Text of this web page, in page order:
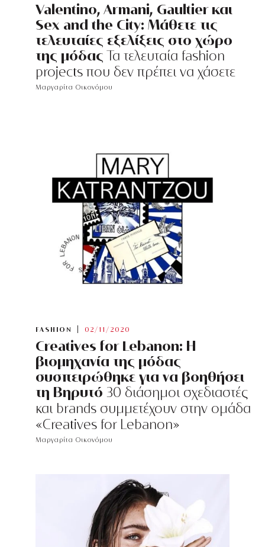
Valentino, Armani, Gaultier και
Sex and the City: Μάθετε τις
τελευταίες εξελίξεις στο χώρο
της μόδας Τα τελευταία fashion
projects που δεν πρέπει να χάσετε
Μαργαρίτα Οικονόμου
FASHION 02/11/2020
Creatives for Lebanon: Η
βιομηχανία της μόδας
συσπειρώθηκε για να βοηθήσει
τη Βηρυτό 30 διάσημοι σχεδιαστές
και brands συμμετέχουν στην ομάδα
«Creatives for Lebanon»
Μαργαρίτα Οικονόμου